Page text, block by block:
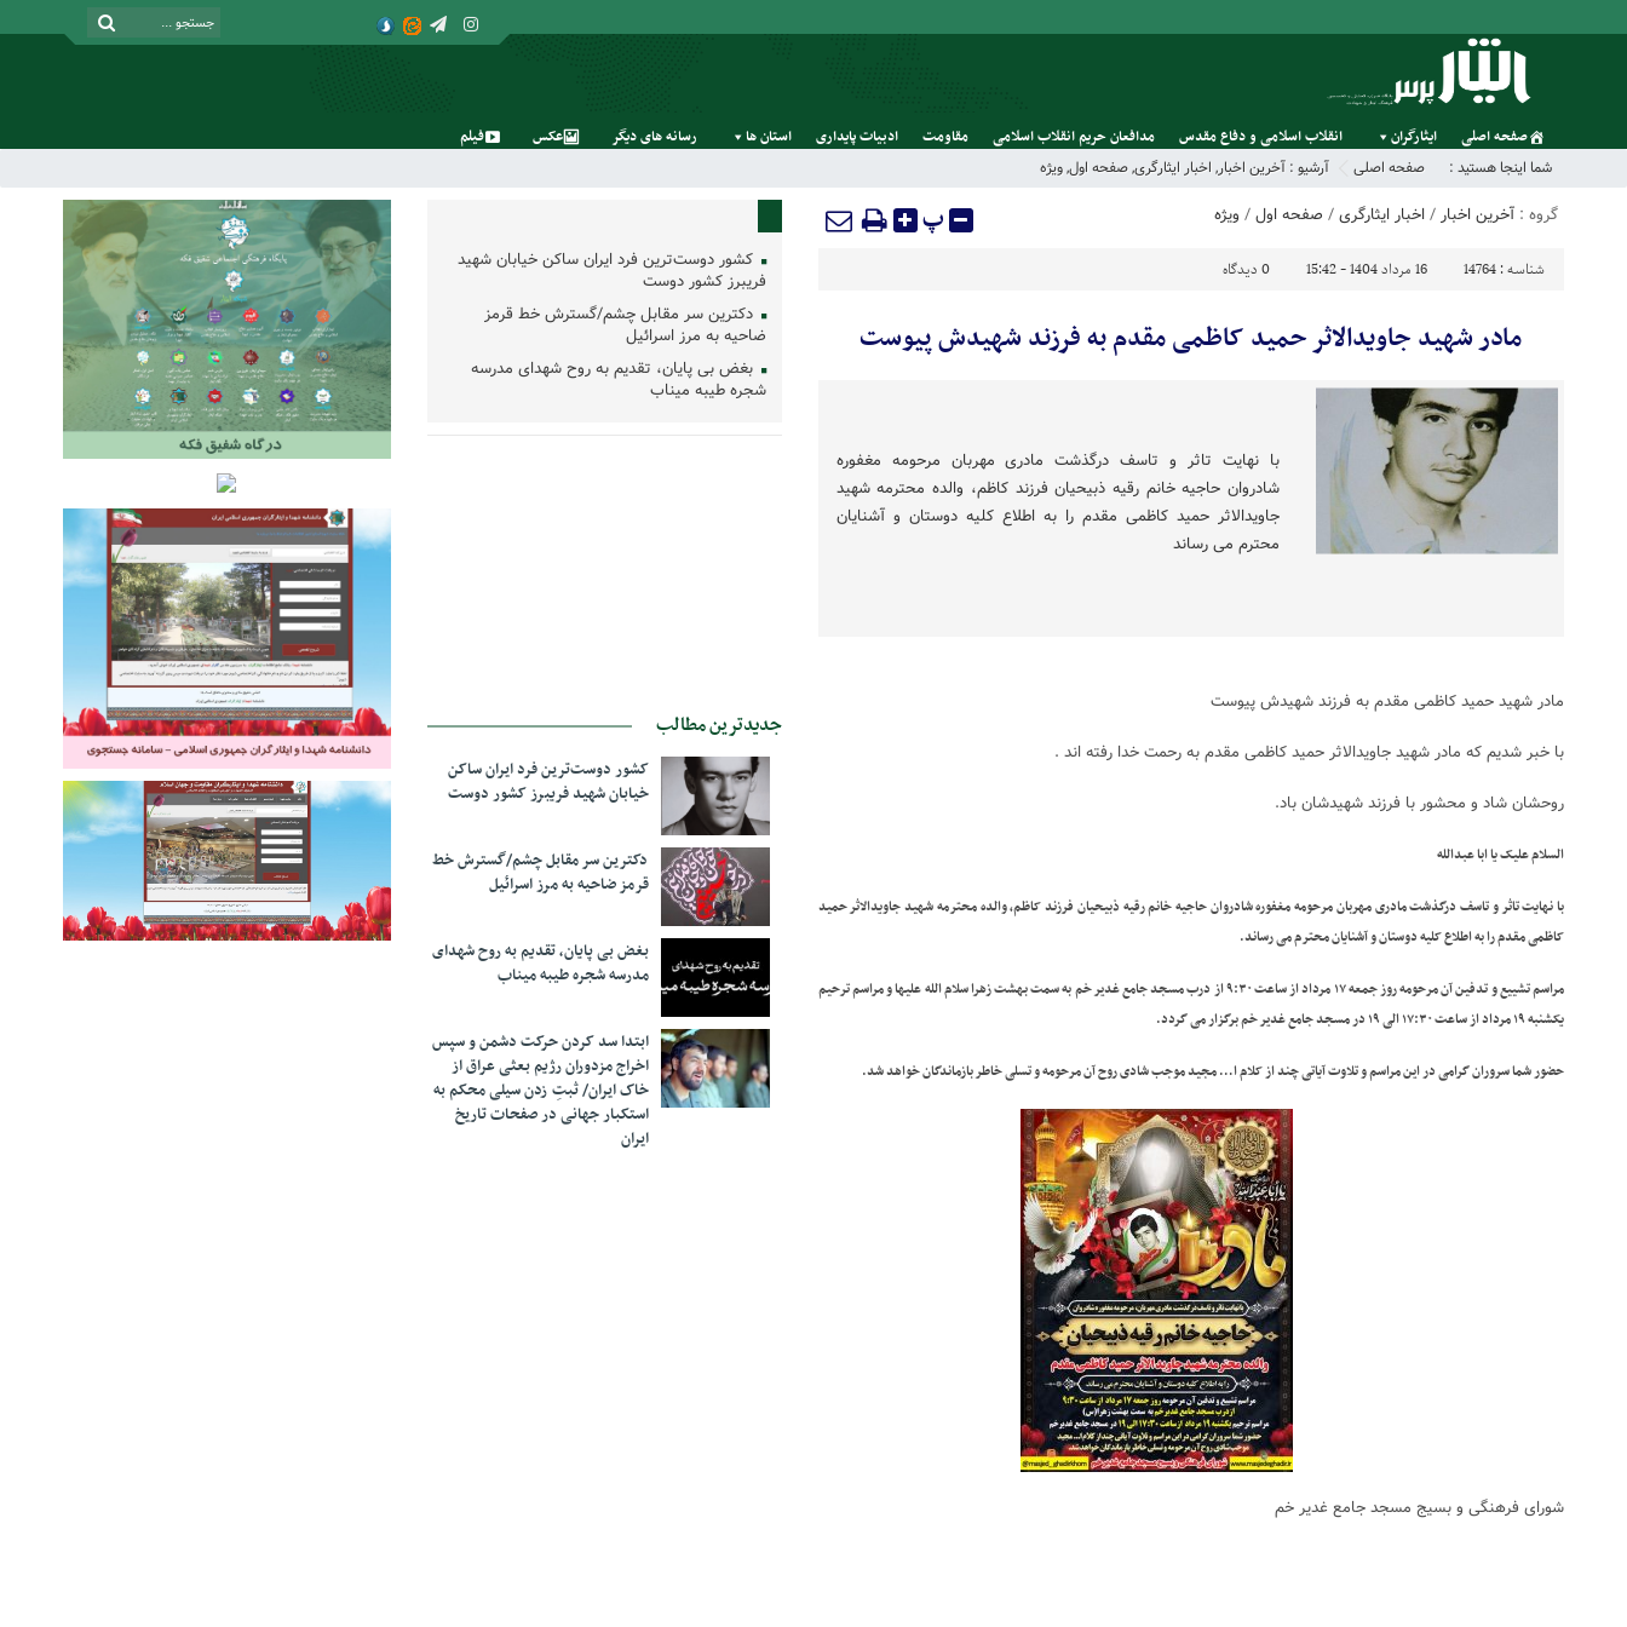
صفحه اصلی ایثارگران انقلاب اسلامی و دفاع مقدس مدافعان حریم انقلاب اسلامی مقاومت ادبیات پایداری استان‌ ها رسانه‌ های‌ دیگر عکس فیلم
شما اینجا هستید : صفحه اصلی آرشیو : آخرین اخبار, اخبار ایثارگری,صفحه اول,ویژه
گروه : آخرین اخبار /اخبار ایثارگری/ صفحه اول/ ویژه پ
شناسه : 14764 16 مرداد 1404 - 15:42 0 دیدگاه
مادر شهید جاویدالاثر حمید کاظمی مقدم به فرزند شهیدش پیوست
با نهایت تاثر و تاسف درگذشت مادری مهربان مرحومه مغفوره
شادروان حاجیه خانم رقیه ذبیحیان فرزند کاظم، والده محترمه شهید
جاویدالاثر حمید کاظمی مقدم را به اطلاع کلیه دوستان و آشنایان
محترم می رساند
مادر شهید حمید کاظمی مقدم به فرزند شهیدش پیوست
با خبر شدیم که مادر شهید جاویدالاثر حمید کاظمی مقدم به رحمت خدا رفته اند .
روحشان شاد و محشور با فرزند شهیدشان باد.
السلام علیک یا ابا عبدالله
با نهایت تاثر و تاسف درگذشت مادری مهربان مرحومه مغفوره شادروانحاجیه خانم رقیه ذبیحیان فرزند کاظم،والده محترمه شهید جاویدالاثر حمید
کاظمی مقدمرا به اطلاع کلیه دوستان و آشنایان محترم می رساند.
مراسم تشییع و تدفین آن مرحومه روز جمعه ۱۷ مرداد از ساعت ۹:۳۰ از درب مسجد جامع غدیر خم به سمت بهشت زهرا سلام الله علیها و
مراسم ترحیم
یکشنبه ۱۹ مرداد از ساعت ۱۷:۳۰ الی ۱۹ در مسجد جامع غدیر خم برگزار می گردد.
حضور شما سروران گرامی در این مراسم و تلاوت آیاتی چند از کلام ا… مجید موجب شادی روح آن مرحومه و تسلی خاطر بازماندگان خواهد شد.
شورای فرهنگی و بسیج مسجد جامع غدیر خم
کشور دوست‌ترین فرد ایران ساکن خیابان شهید
فریبرز کشور دوست
دکترین سر مقابل چشم/گسترش خط قرمز
ضاحیه به مرز اسرائیل
بغض بی پایان، تقدیم به روح شهدای مدرسه
شجره طیبه میناب
جدیدترین مطالب
کشور دوست‌ترین فرد ایران ساکن
خیابان شهید فریبرز کشور دوست
دکترین سر مقابل چشم/گسترش خط
قرمز ضاحیه به مرز اسرائیل
بغض بی پایان، تقدیم به روح شهدای
مدرسه شجره طیبه میناب
ابتدا سد کردن حرکت دشمن و سپس
اخراج مزدوران رژیم بعثی عراق از
خاک ایران/ ثبتِ زدن سیلی محکم به
استکبار جهانی در صفحات تاریخ
ایران